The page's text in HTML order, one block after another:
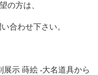
の方は、
合わせ下さい。
示 蒔絵 -大名道具から